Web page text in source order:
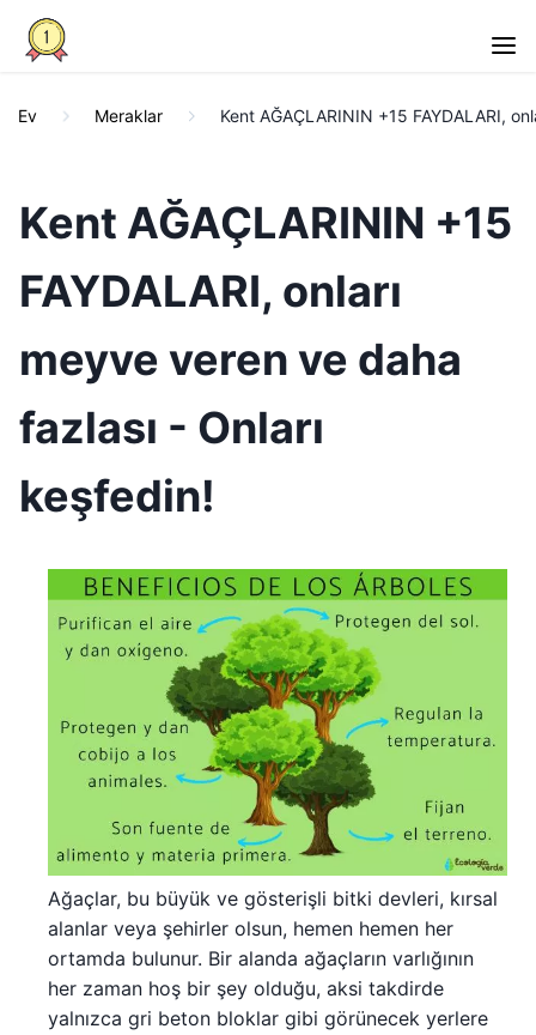
Ev Meraklar Kent AĞAÇLARININ +15 FAYDALARI,
Kent AĞAÇLARININ +15
FAYDALARI, onları
meyve veren ve daha
fazlası - Onları
keşfedin!
Ağaçlar, bu büyük ve gösterişli bitki devleri, kırsal
alanlar veya şehirler olsun, hemen hemen her
ortamda bulunur. Bir alanda ağaçların varlığının
her zaman hoş bir şey olduğu, aksi takdirde
yalnızca gri beton bloklar gibi görünecek yerlere